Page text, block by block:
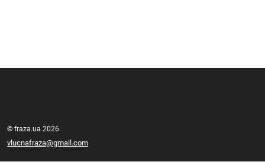
© fraza.ua 2026
vlucnafraza@gmail.com